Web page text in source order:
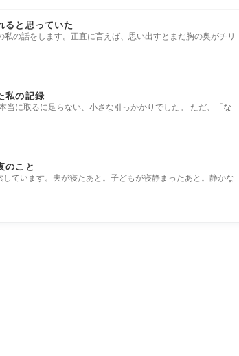
ると思っていた
の話をします。正直に言えば、思い出すとまだ胸の奥がチリ
私の記録
当に取るに足らない、小さな引っかかりでした。 ただ、「な
のこと
ています。夫が寝たあと。子どもが寝静まったあと。静かな